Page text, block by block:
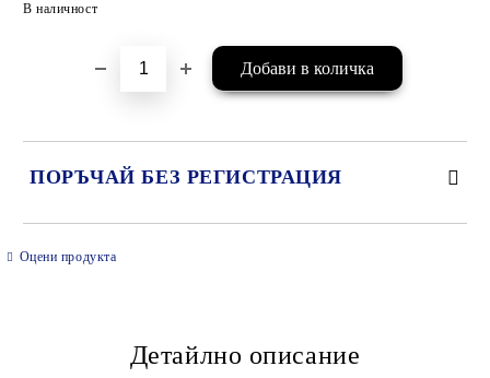
В наличност
ПОРЪЧАЙ БЕЗ РЕГИСТРАЦИЯ
Ние ще се свържем с вас в рамките на работния ден.
Оцени продукта
Детайлно описание